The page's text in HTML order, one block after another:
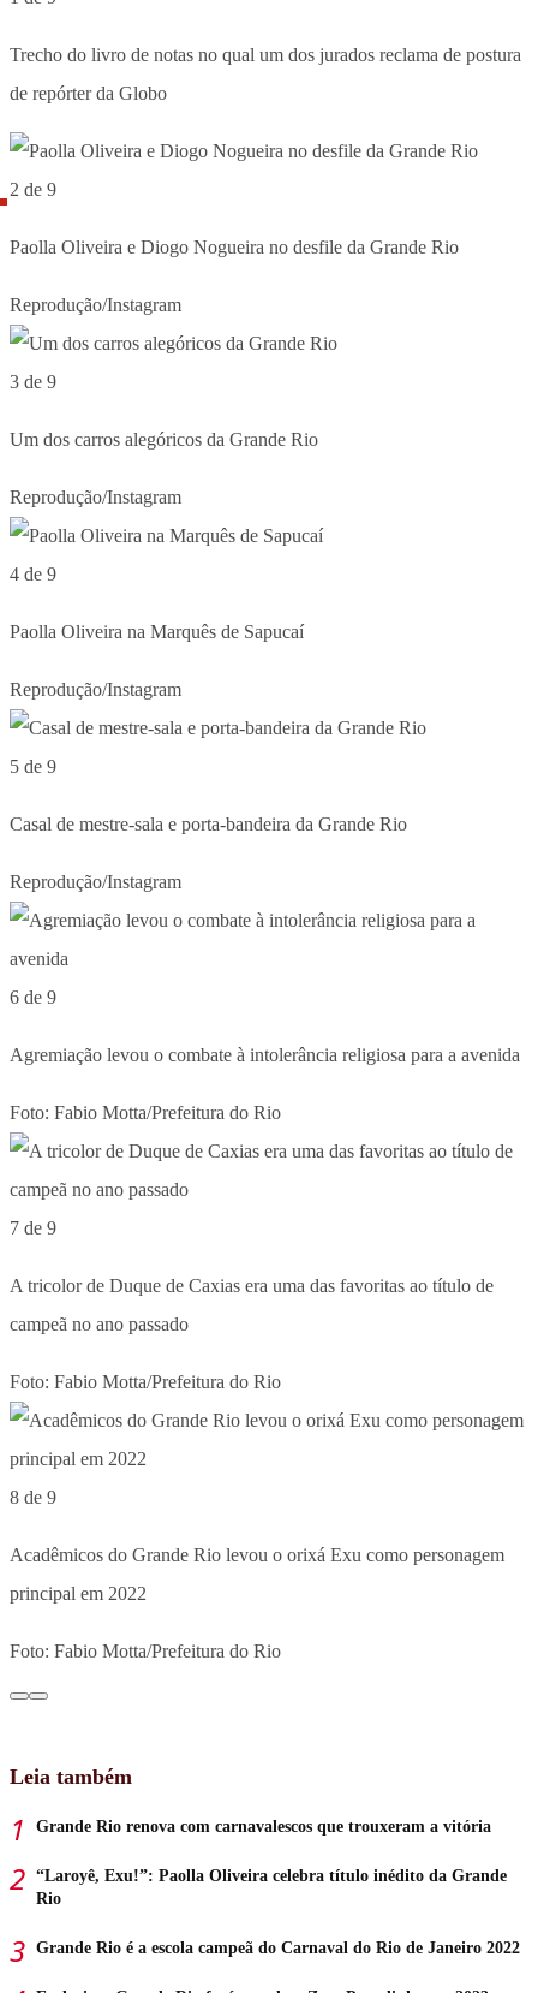
Trecho do livro de notas no qual um dos jurados reclama de postura
de repórter da Globo
2 de 9
Paolla Oliveira e Diogo Nogueira no desfile da Grande Rio
Reprodução/Instagram
3 de 9
Um dos carros alegóricos da Grande Rio
Reprodução/Instagram
4 de 9
Paolla Oliveira na Marquês de Sapucaí
Reprodução/Instagram
5 de 9
Casal de mestre-sala e porta-bandeira da Grande Rio
Reprodução/Instagram
6 de 9
Agremiação levou o combate à intolerância religiosa para a avenida
Foto: Fabio Motta/Prefeitura do Rio
7 de 9
A tricolor de Duque de Caxias era uma das favoritas ao título de
campeã no ano passado
Foto: Fabio Motta/Prefeitura do Rio
8 de 9
Acadêmicos do Grande Rio levou o orixá Exu como personagem
principal em 2022
Foto: Fabio Motta/Prefeitura do Rio
Leia também
Grande Rio renova com carnavalescos que trouxeram a vitória
“Laroyê, Exu!”: Paolla Oliveira celebra título inédito da Grande
Rio
Grande Rio é a escola campeã do Carnaval do Rio de Janeiro 2022